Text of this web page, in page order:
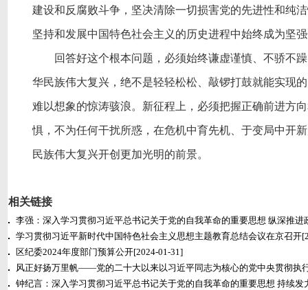
建设和反腐败斗争，坚决清除一切损害党的先进性和纯
坚持和发展中国特色社会主义的历史进程中始终成为坚
回答好这个根本问题，必须始终谦虚谨慎、不骄不
华民族伟大复兴，绝不是轻轻松松、敲锣打鼓就能实现
难以想象的惊涛骇浪。新征程上，必须把握正确前进方
惧，不为任何干扰所惑，在危机中育先机、于变局中开
民族伟大复兴开创更加光明的前景。
相关链接
李强：深入学习贯彻习近平总书记关于党的自我革命的重要思想 纵深推
学习贯彻习近平新时代中国特色社会主义思想主题教育总结会议在京召开
区纪委2024年度部门预算公开[2024-01-31]
风正好扬万里帆——党的二十大以来以习近平同志为核心的党中央贯彻执
钟纪言：深入学习贯彻习近平总书记关于党的自我革命的重要思想 持续发